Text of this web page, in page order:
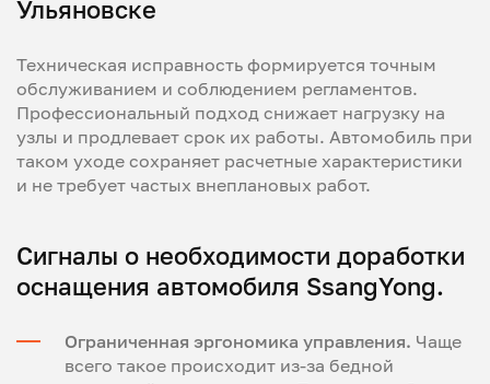
Ульяновске
Техническая исправность формируется точным
обслуживанием и соблюдением регламентов.
Профессиональный подход снижает нагрузку на
узлы и продлевает срок их работы. Автомобиль при
таком уходе сохраняет расчетные характеристики
и не требует частых внеплановых работ.
Сигналы о необходимости доработки
оснащения автомобиля SsangYong.
Ограниченная эргономика управления. Чаще
всего такое происходит из-за бедной